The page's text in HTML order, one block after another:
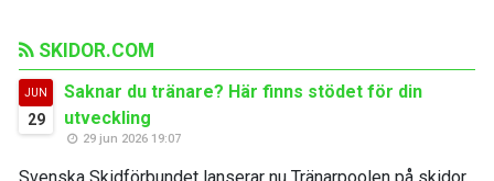
SKIDOR.COM
JUN
29
Saknar du tränare? Här finns stödet för din
utveckling
29 jun 2026 19:07